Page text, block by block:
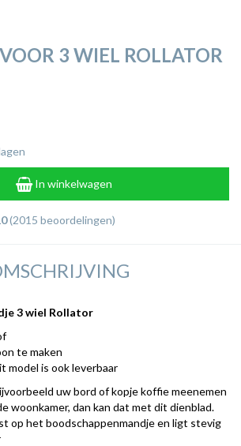
3 WIEL ROLLATOR
In winkelwagen
(2015 beoordelingen)
3 wiel Rollator
te maken
model is ook leverbaar
uw bord of kopje koffie meenemen
woonkamer, dan kan dat met dit dienblad.
op het boodschappenmandje en ligt stevig